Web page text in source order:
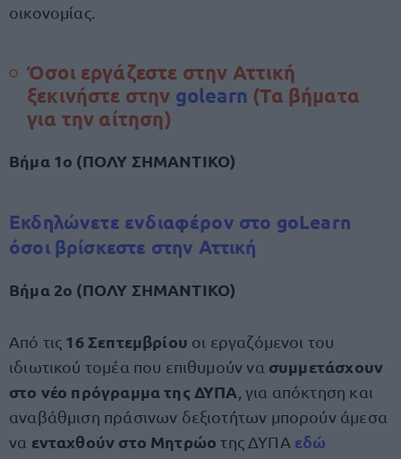
οικονομίας.
Όσοι εργάζεστε στην Αττική
ξεκινήστε στην golearn (Τα βήματα
για την αίτηση)
Βήμα 1ο (ΠΟΛΥ ΣΗΜΑΝΤΙΚΟ)
Εκδηλώνετε ενδιαφέρον στo goLearn
όσοι βρίσκεστε στην Αττική
Βήμα 2ο (ΠΟΛΥ ΣΗΜΑΝΤΙΚΟ)
Από τις 16 Σεπτεμβρίου οι εργαζόμενοι του
ιδιωτικού τομέα που επιθυμούν να συμμετάσχουν
στο νέο πρόγραμμα της ΔΥΠΑ , για απόκτηση και
αναβάθμιση πράσινων δεξιοτήτων μπορούν άμεσα
να ενταχθούν στο Μητρώο της ΔΥΠΑ εδώ